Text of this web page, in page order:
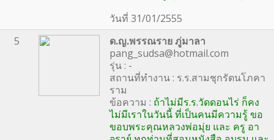
วันที่ 31/01/2555
5
ด.ญ.พรรณราย ภู่มาลา
pang_sudsa@hotmail.com
รุ่น : -
สถานที่ทำงาน : ร.ร.สามชุกรัตนโภคา
ราม
ข้อความ : ถ้าไม่มีร.ร.วัดดอนไร่ ก็คง
ไม่มีเราในวันนี้ ที่เป็นคนมีความรู้ ขอ
ขอบพระคุณหลวงพ่อมุ่ย และ ครู อา